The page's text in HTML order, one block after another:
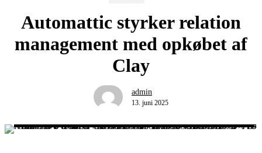
Automattic styrker relation
management med opkøbet af
Clay
admin
13. juni 2025